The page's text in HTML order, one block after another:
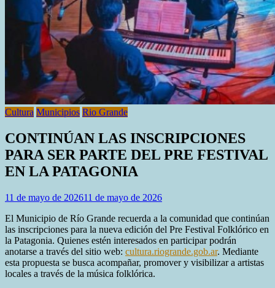
Cultura Municipios Rio Grande
CONTINÚAN LAS INSCRIPCIONES
PARA SER PARTE DEL PRE FESTIVAL
EN LA PATAGONIA
11 de mayo de 202611 de mayo de 2026
El Municipio de Río Grande recuerda a la comunidad que continúan
las inscripciones para la nueva edición del Pre Festival Folklórico en
la Patagonia. Quienes estén interesados en participar podrán
anotarse a través del sitio web: cultura.riogrande.gob.ar. Mediante
esta propuesta se busca acompañar, promover y visibilizar a artistas
locales a través de la música folklórica.